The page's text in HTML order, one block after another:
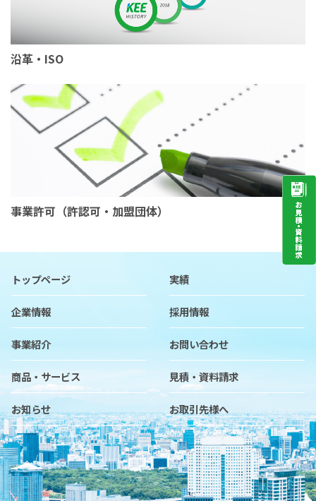
沿革・ISO
事業許可（許認可・加盟団体）
トップページ
企業情報
事業紹介
商品・サービス
お知らせ
実績
採用情報
お問い合わせ
見積・資料請求
お取引先様へ